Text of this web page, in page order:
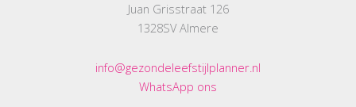
Juan Grisstraat 126
1328SV Almere
info@gezondeleefstijlplanner.nl
WhatsApp ons